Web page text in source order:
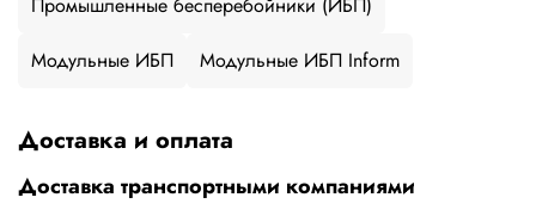
Модульные ИБП
Модульные ИБП Inform
Доставка и оплата
Доставка транспортными компаниями